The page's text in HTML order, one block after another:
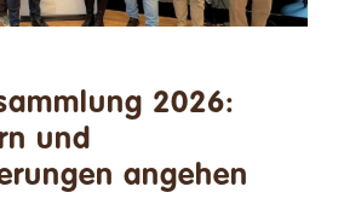
2026:
und
angehen